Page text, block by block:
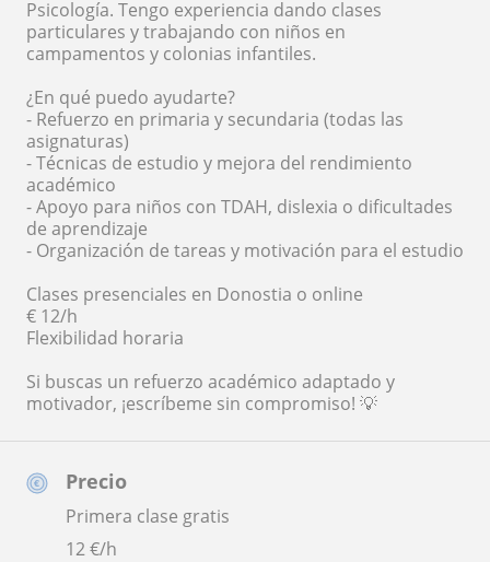
Precio
Primera clase gratis
12€/h
Psicología. Tengo experiencia dando clases
particulares y trabajando con niños en
campamentos y colonias infantiles.
¿En qué puedo ayudarte?
- Refuerzo en primaria y secundaria (todas las
asignaturas)
- Técnicas de estudio y mejora del rendimiento
académico
- Apoyo para niños con TDAH, dislexia o dificultades
de aprendizaje
- Organización de tareas y motivación para el estudio
Clases presenciales en Donostia o online
€ 12/h
Flexibilidad horaria
Si buscas un refuerzo académico adaptado y
motivador, ¡escríbeme sin compromiso! 💡